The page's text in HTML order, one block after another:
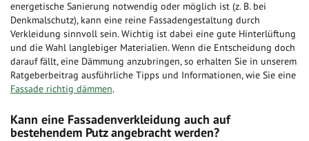
energetische Sanierung notwendig oder möglich ist (z. B. bei
Denkmalschutz), kann eine reine Fassadengestaltung durch
Verkleidung sinnvoll sein. Wichtig ist dabei eine gute Hinterlüftung
und die Wahl langlebiger Materialien. Wenn die Entscheidung doch
darauf fällt, eine Dämmung anzubringen, so erhalten Sie in unserem
Ratgeberbeitrag ausführliche Tipps und Informationen, wie Sie eine
Fassade richtig dämmen.
Kann eine Fassadenverkleidung auch auf
bestehendem Putz angebracht werden?